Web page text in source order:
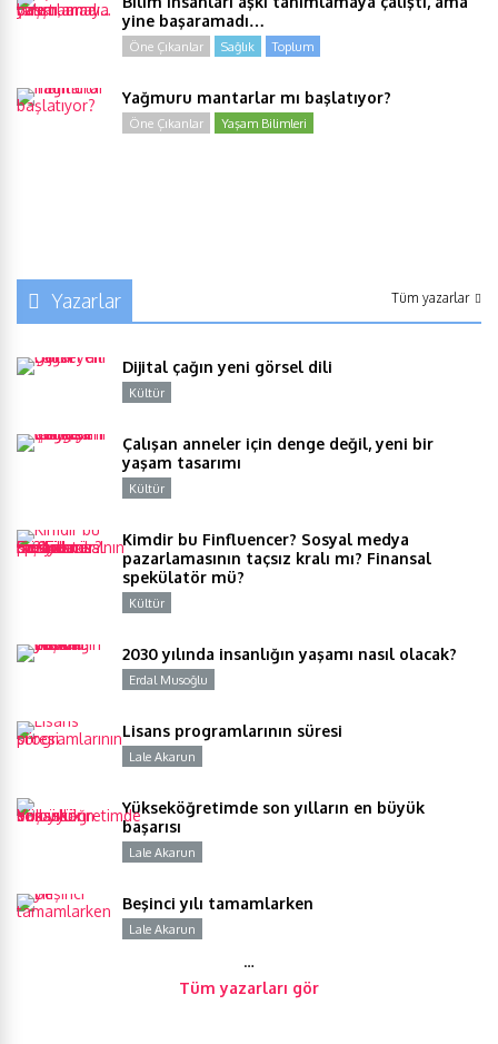
yine başaramadı…
Öne Çıkanlar Sağlık Toplum
Yağmuru mantarlar mı başlatıyor?
Öne Çıkanlar Yaşam Bilimleri
Yazarlar Tüm yazarlar
Dijital çağın yeni görsel dili
Kültür
Çalışan anneler için denge değil, yeni bir
yaşam tasarımı
Kültür
Kimdir bu Finfluencer? Sosyal medya
pazarlamasının taçsız kralı mı? Finansal
spekülatör mü?
Kültür
2030 yılında insanlığın yaşamı nasıl olacak?
Erdal Musoğlu
Lisans programlarının süresi
Lale Akarun
Yükseköğretimde son yılların en büyük
başarısı
Lale Akarun
Beşinci yılı tamamlarken
Lale Akarun
…
Tüm yazarları gör